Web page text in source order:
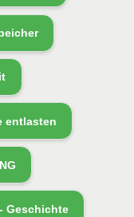
entlasten
Geschichte